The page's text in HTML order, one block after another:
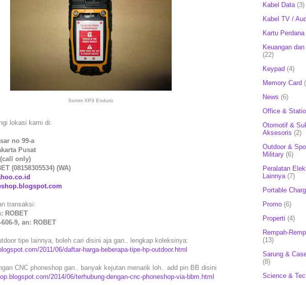
Sonim XP3 Enduro
lokasi kami di:
no 99-a
Pusat
(call only)
(08158305534) (WA)
transaksi:
ROBET
9, an: ROBET
tipe lainnya, boleh cari disini aja gan.. lengkap koleksinya:
2011/06/daftar-harga-beberapa-tipe-hp-outdoor.html
CNC phoneshop gan.. banyak kejutan menarik loh.. add pin BB disini
2014/06/terhubung-dengan-cnc-phoneshop-via-bbm.html
Kabel Data (3)
Kabel TV /
Kartu
Keuangan
(22)
Keypad (4)
Memory Card
News (6)
Office &
Otomotif &
Aksesoris (2)
Outdoor &
Military (6)
Peralatan
Lainnya (7)
Portable
Promo (6)
Properti (4)
Rempah-
(13)
Sarung &
(8)
Science &